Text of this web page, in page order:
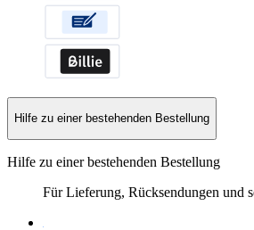
Hilfe zu einer bestehenden Bestellung
Hilfe zu einer bestehenden Bestellung
Für Lieferung, Rücksendungen und